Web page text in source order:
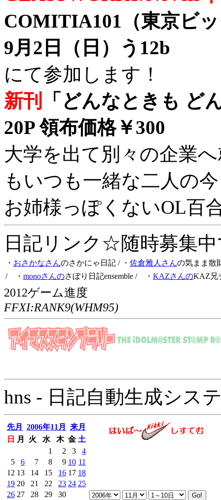
COMITIA101（東京ビ
9月2日（日）う12b
にて参加します！
新刊
「どんなときも ど
20P 領布価格￥300
大学を出て別々の企業
もいつも一緒な二人の
お姉様っぽくないOL百
日記リンク☆随時募集
・ おさかなさんのさかにゃ日記 / ・ 佐倉雅人さんの気まま散
/ ・ monoさんのさぼり日記ensemble / ・ KAZさんのKAZ兄
2012ゲーム進度
FFXI:RANK9(WHM95)
hns - 日記自動生成シス
先月 2006年11月
来月
日
月 火 水 木 金 土
1
2 3
4
5
6 7 8 9 10 11
12 13 14 15 16 17 18
19 20 21 22 23 24 25
26 27 28 29 30